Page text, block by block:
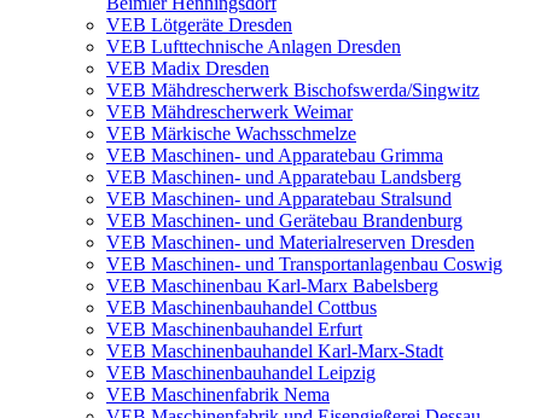
VEB Lötgeräte Dresden
VEB Lufttechnische Anlagen Dresden
VEB Madix Dresden
VEB Mähdrescherwerk Bischofswerda/Singwitz
VEB Mähdrescherwerk Weimar
VEB Märkische Wachsschmelze
VEB Maschinen- und Apparatebau Grimma
VEB Maschinen- und Apparatebau Landsberg
VEB Maschinen- und Apparatebau Stralsund
VEB Maschinen- und Gerätebau Brandenburg
VEB Maschinen- und Materialreserven Dresden
VEB Maschinen- und Transportanlagenbau Coswig
VEB Maschinenbau Karl-Marx Babelsberg
VEB Maschinenbauhandel Cottbus
VEB Maschinenbauhandel Erfurt
VEB Maschinenbauhandel Karl-Marx-Stadt
VEB Maschinenbauhandel Leipzig
VEB Maschinenfabrik Nema